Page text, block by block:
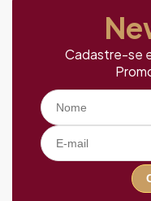
Cadastre-se